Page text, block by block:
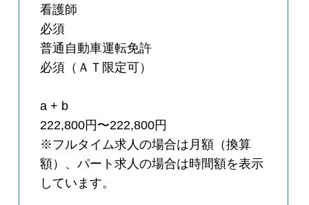
看護師
必須
普通自動車運転免許
必須（ＡＴ限定可）
a + b
222,800円〜222,800円
※フルタイム求人の場合は月額（換算
額）、パート求人の場合は時間額を表示
しています。